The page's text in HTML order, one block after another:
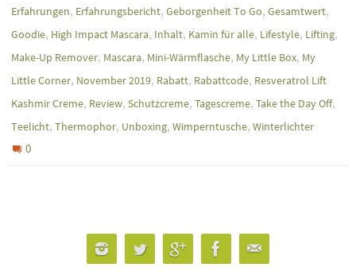
Erfahrungen, Erfahrungsbericht, Geborgenheit To Go, Gesamtwert,
Goodie, High Impact Mascara, Inhalt, Kamin für alle, Lifestyle, Lifting,
Make-Up Remover, Mascara, Mini-Wärmflasche, My Little Box, My
Little Corner, November 2019, Rabatt, Rabattcode, Resveratrol Lift
Kashmir Creme, Review, Schutzcreme, Tagescreme, Take the Day Off,
Teelicht, Thermophor, Unboxing, Wimperntusche, Winterlichter
0